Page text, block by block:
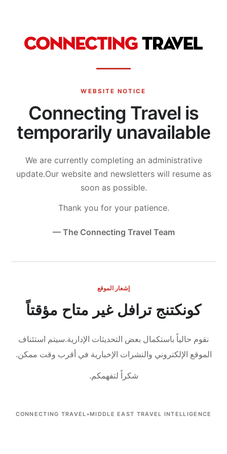
WEBSITE NOTICE
Connecting Travel is
temporarily unavailable
We are currently completing an administrative
update.Our website and newsletters will resume as
soon as possible.
Thank you for your patience.
— The Connecting Travel Team
إشعار الموقع
كونكتنج ترافل غير متاح مؤقتاً
نقوم حالياً باستكمال بعض التحديثات الإدارية.سيتم استئناف
الموقع الإلكتروني والنشرات الإخبارية في أقرب وقت ممكن.
شكراً لتفهمكم.
CONNECTING TRAVEL •MIDDLE EAST TRAVEL INTELLIGENCE